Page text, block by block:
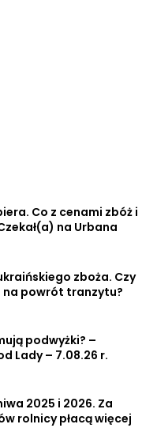
Co z cenami zbóż i
na Urbana
zboża. Czy
powrót tranzytu?
podwyżki? –
Lady – 7.08.26 r.
2025 i 2026. Za
rolnicy płacą więcej